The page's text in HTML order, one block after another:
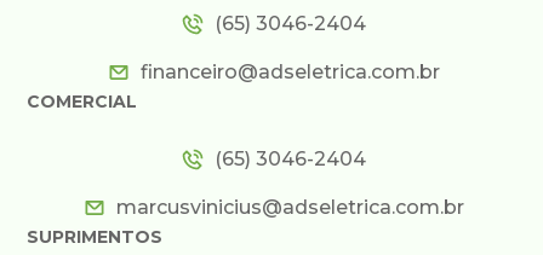
(65) 3046-2404
financeiro@adseletrica.com.br
COMERCIAL
(65) 3046-2404
marcusvinicius@adseletrica.com.br
SUPRIMENTOS